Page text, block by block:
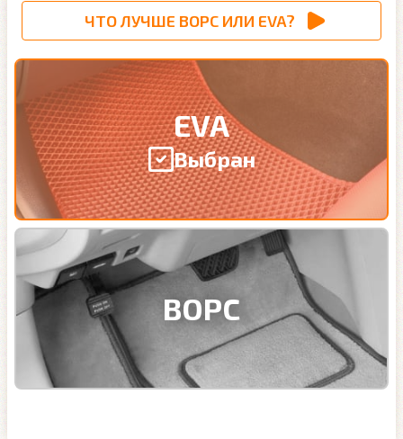
ЧТО ЛУЧШЕ ВОРС ИЛИ EVA?
EVA
Выбран
ВОРС